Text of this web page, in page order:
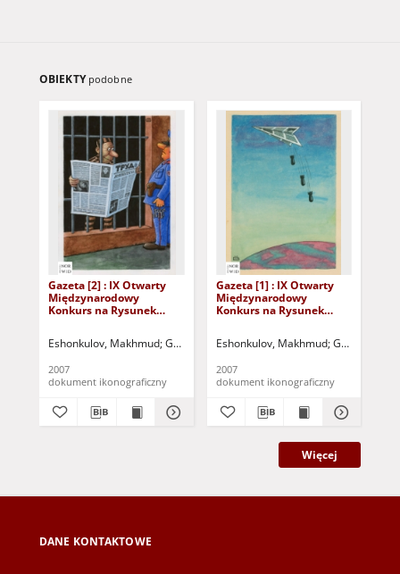
OBIEKTY podobne
Gazeta [2] : IX Otwarty
Międzynarodowy
Konkurs na Rysunek
Eshonkulov, Makhmud Gazeta Lubuska (Zielona Góra) Kożuchowski
2007
dokument ikonograficzny
Gazeta [1] : IX Otwarty
Międzynarodowy
Konkurs na Rysunek
Eshonkulov, Makhmud Gazeta
2007
dokument ikonograficzny
Więcej
DANE KONTAKTOWE